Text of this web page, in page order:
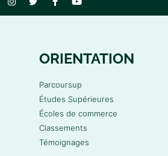
ORIENTATION
Parcoursup
Études Supérieures
Écoles de commerce
Classements
Témoignages